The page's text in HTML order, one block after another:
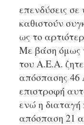
επενδύσεις σε
καθιστούν
ως το
Με βάση όμως
του Α.Ε.Α.
απόσπασης 46
επιστροφή
ενώ η διαταγή
απόσπαση 21